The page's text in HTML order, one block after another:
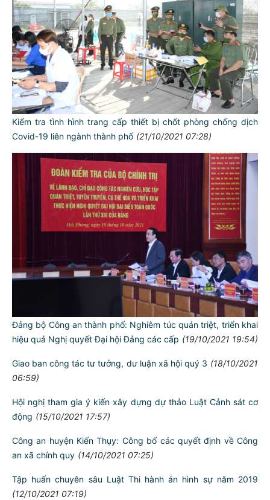
Kiểm tra tình hình trang cấp thiết bị chốt phòng chống dịch
Covid-19 liên ngành thành phố (21/10/2021 07:28)
Đảng bộ Công an thành phố: Nghiêm túc quán triệt, triển khai
hiệu quả Nghị quyết Đại hội Đảng các cấp (19/10/2021 19:54)
Giao ban công tác tư tưởng, dư luận xã hội quý 3 (18/10/2021
06:59)
Hội nghị tham gia ý kiến xây dựng dự thảo Luật Cảnh sát cơ
động (15/10/2021 17:57)
Công an huyện Kiến Thụy: Công bố các quyết định về Công
an xã chính quy (14/10/2021 07:25)
Tập huấn chuyên sâu Luật Thi hành án hình sự năm 2019
(12/10/2021 07:19)
Đối với tự mình, phải
Đối với đồng sự, phải